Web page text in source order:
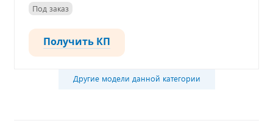
Под заказ
Получить КП
Другие модели данной категории